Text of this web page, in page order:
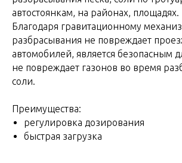
автостоянкам, на районах, площадях.
Благодаря гравитационному
разбрасывания не повреждает
автомобилей, является безопасным
не повреждает газонов во время
соли.
Преимущества:
регулировка дозирования
быстрая загрузка